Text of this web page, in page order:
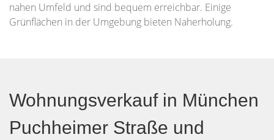
nahen Umfeld und sind bequem erreichbar. Einige
Grünflächen in der Umgebung bieten Naherholung.
Wohnungsverkauf in München
Puchheimer Straße und